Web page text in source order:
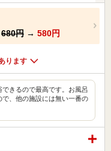
680円 → 580円
ります
きるので最高です。お風呂
、他の施設には無い一番の